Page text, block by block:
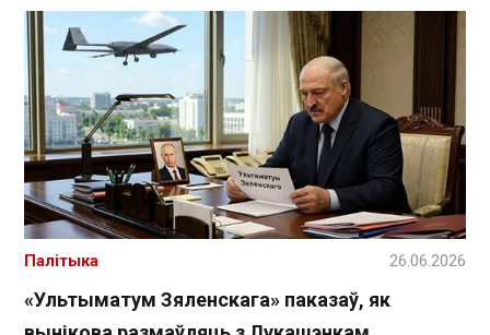
«Ультыматум Зяленскага» паказаў, як
Палітыка 26.06.2026